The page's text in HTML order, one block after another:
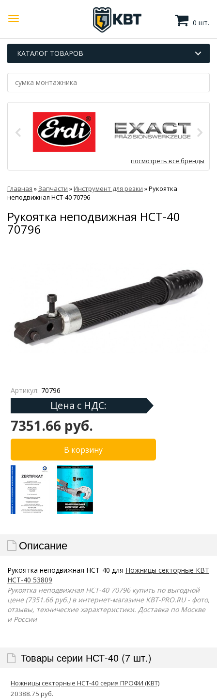
0 шт.
КАТАЛОГ ТОВАРОВ
посмотреть все бренды
Главная » Запчасти »Инструмент для резки »Рукоятка
неподвижная НСТ-40 70796
Рукоятка неподвижная НСТ-40
70796
Артикул: 70796
Цена с НДС:
7351.66 руб.
Описание
Рукоятка неподвижная НСТ-40 для Ножницы секторные КВТ
НСТ-40 53809
Рукоятка неподвижная НСТ-40 70796 купить по выгодной
цене (7351.66 руб.) в интернет-магазине КВТ-PRO.RU - фото,
отзывы, технические характеристики. Доставка по Москве
и России
Товары серии НСТ-40 (7 шт.)
Ножницы секторные НСТ-40 серия ПРОФИ (КВТ)
20388.75 руб.